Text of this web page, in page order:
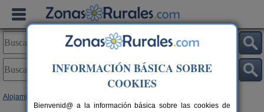
Alojamientos
INFORMACIÓN BÁSICA SOBRE
COOKIES
Bienvenid@ a la información básica sobre las cookies de